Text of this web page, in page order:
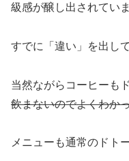
級感が醸し出されていま
すでに「違い」を出し
当然ながらコーヒーも
飲まないのでよくわか
メニューも通常のドト